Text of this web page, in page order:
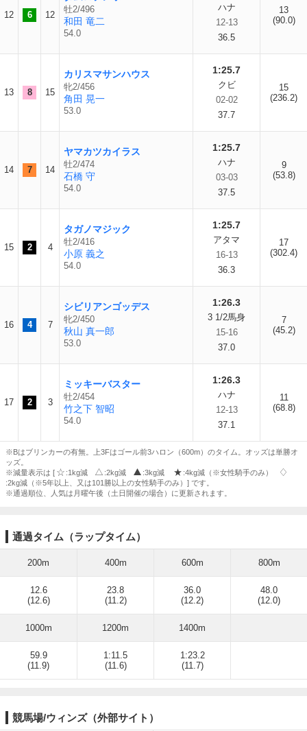
12 6 12
牡2/496
和田 竜二
54.0
ハナ
12-13
36.5
13
(90.0)
13 8 15
カリスマサンハウス
牝2/456
角田 晃一
53.0
1:25.7
クビ
02-02
37.7
15
(236.2)
14 7 14
ヤマカツカイラス
牡2/474
石橋 守
54.0
1:25.7
ハナ
03-03
37.5
9
(53.8)
15 2 4
タガノマジック
牡2/416
小原 義之
54.0
1:25.7
アタマ
16-13
36.3
17
(302.4)
16 4 7
シビリアンゴッデス
牝2/450
秋山 真一郎
53.0
1:26.3
3 1/2馬身
15-16
37.0
7
(45.2)
17 2 3
ミッキーバスター
牡2/454
竹之下 智昭
54.0
1:26.3
ハナ
12-13
37.1
11
(68.8)
※Bはブリンカーの有無。上3Fはゴール前3ハロン（600m）のタイム。オッズは単勝オ
ッズ。
※減量表示は [
:1kg減 :2kg減 :3kg減
:4kg減（※女性騎手のみ）
:2kg減（※5年以上、又は101勝以上の女性騎手のみ）] です。
※通過順位、人気は月曜午後（土日開催の場合）に更新されます。
通過タイム（ラップタイム）
200m 400m 600m 800m
12.6
(12.6)
23.8
(11.2)
36.0
(12.2)
48.0
(12.0)
1000m 1200m 1400m
59.9
(11.9)
1:11.5
(11.6)
1:23.2
(11.7)
競馬場/ウィンズ（外部サイト）